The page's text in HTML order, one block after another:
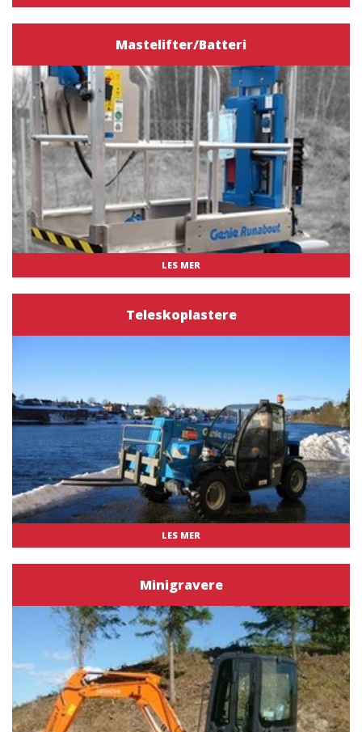
Mastelifter/Batteri
LES MER
Teleskoplastere
LES MER
Minigravere